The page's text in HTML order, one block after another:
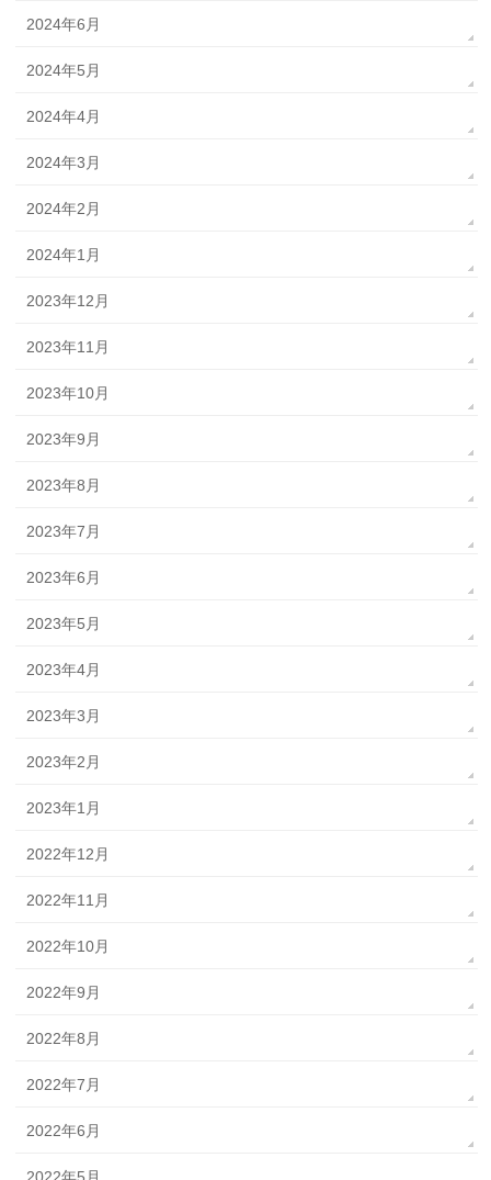
2024年6月
2024年5月
2024年4月
2024年3月
2024年2月
2024年1月
2023年12月
2023年11月
2023年10月
2023年9月
2023年8月
2023年7月
2023年6月
2023年5月
2023年4月
2023年3月
2023年2月
2023年1月
2022年12月
2022年11月
2022年10月
2022年9月
2022年8月
2022年7月
2022年6月